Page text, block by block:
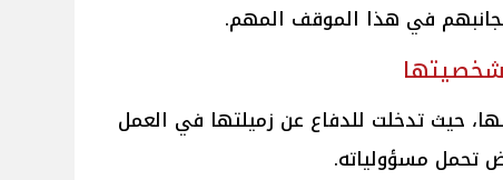
في هذا الموقف المهم.
حيث تدخلت للدفاع عن زميلتها في العمل
تحمل مسؤولياته.